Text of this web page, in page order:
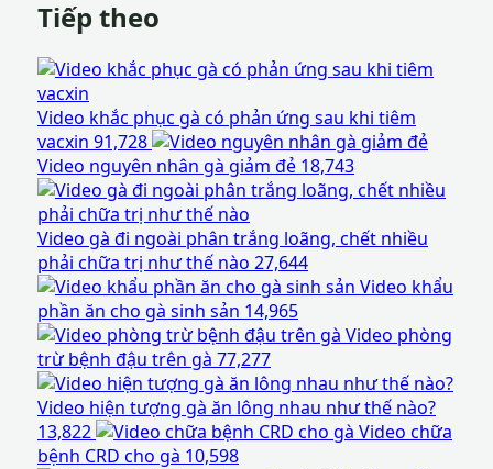
Tiếp theo
Video khắc phục gà có phản ứng sau khi tiêm
vacxin 91,728
Video nguyên nhân gà giảm đẻ 18,743
Video gà đi ngoài phân trắng loãng, chết nhiều
phải chữa trị như thế nào 27,644
Video khẩu
phần ăn cho gà sinh sản 14,965
Video phòng
trừ bệnh đậu trên gà 77,277
Video hiện tượng gà ăn lông nhau như thế nào?
13,822
Video chữa
bệnh CRD cho gà 10,598